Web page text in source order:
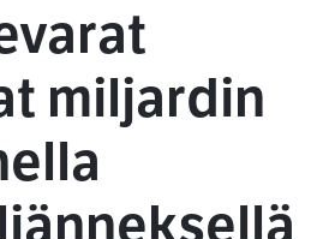
miljardin